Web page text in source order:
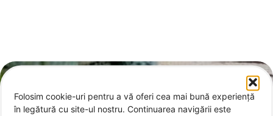
Folosim cookie-uri pentru a vă oferi cea mai bună experiență
în legătură cu site-ul nostru. Continuarea navigării este
Contact